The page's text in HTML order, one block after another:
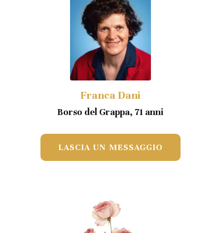
Franca Dani
Borso del Grappa, 71 anni
LASCIA UN MESSAGGIO